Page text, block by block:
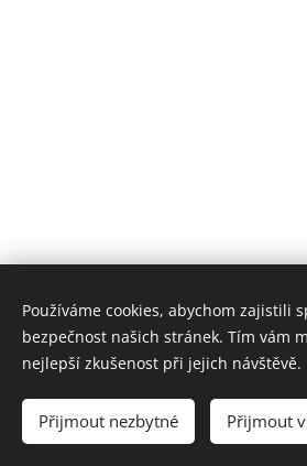
Poliklinika Jindřichův Hradec
3.Patro
Používáme cookies, abychom zajistili
bezpečnost našich stránek. Tím vám
nejlepší zkušenost při jejich návštěvě.
Přijmout nezbytné Přijmout